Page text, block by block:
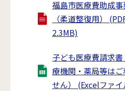
福島市医療費助成
（柔道整復用）
2.3MB)
子ども医療費請求
療機関・薬局等は
せん） (Excelファ